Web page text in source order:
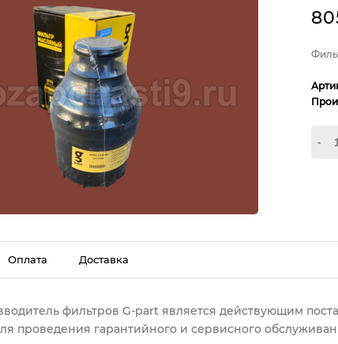
-
Оплата Доставка
фильтров G-part является действующим
проведения гарантийного и сервисного